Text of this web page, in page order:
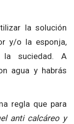
la solución
y/o la esponja,
suciedad. A
agua y habrás
regla que para
anti calcáreo y